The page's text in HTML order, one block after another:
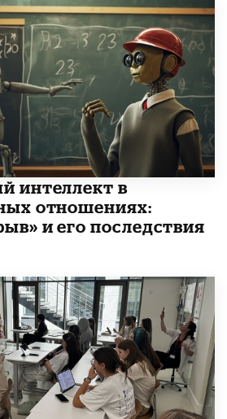
интеллект в
отношениях:
и его последствия